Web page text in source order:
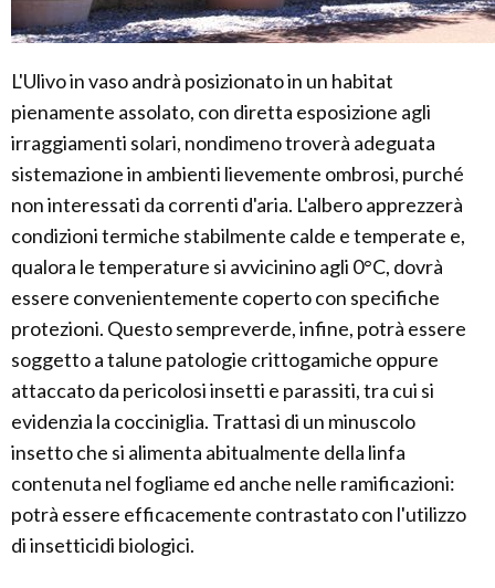
L'Ulivo in vaso andrà posizionato in un habitat
pienamente assolato, con diretta esposizione agli
irraggiamenti solari, nondimeno troverà adeguata
sistemazione in ambienti lievemente ombrosi, purché
non interessati da correnti d'aria. L'albero apprezzerà
condizioni termiche stabilmente calde e temperate e,
qualora le temperature si avvicinino agli 0°C, dovrà
essere convenientemente coperto con specifiche
protezioni. Questo sempreverde, infine, potrà essere
soggetto a talune patologie crittogamiche oppure
attaccato da pericolosi insetti e parassiti, tra cui si
evidenzia la cocciniglia. Trattasi di un minuscolo
insetto che si alimenta abitualmente della linfa
contenuta nel fogliame ed anche nelle ramificazioni:
potrà essere efficacemente contrastato con l'utilizzo
di insetticidi biologici.